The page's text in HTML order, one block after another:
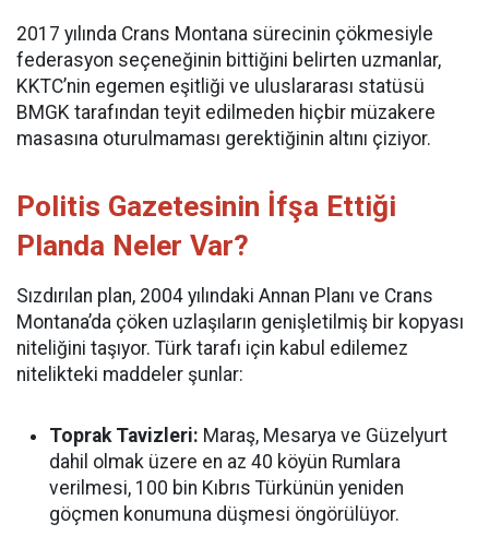
2017 yılında Crans Montana sürecinin çökmesiyle
federasyon seçeneğinin bittiğini belirten uzmanlar,
KKTC’nin egemen eşitliği ve uluslararası statüsü
BMGK tarafından teyit edilmeden hiçbir müzakere
masasına oturulmaması gerektiğinin altını çiziyor.
Politis Gazetesinin İfşa Ettiği
Planda Neler Var?
Sızdırılan plan, 2004 yılındaki Annan Planı ve Crans
Montana’da çöken uzlaşıların genişletilmiş bir kopyası
niteliğini taşıyor. Türk tarafı için kabul edilemez
nitelikteki maddeler şunlar:
Toprak Tavizleri: Maraş, Mesarya ve Güzelyurt
dahil olmak üzere en az 40 köyün Rumlara
verilmesi, 100 bin Kıbrıs Türkünün yeniden
göçmen konumuna düşmesi öngörülüyor.